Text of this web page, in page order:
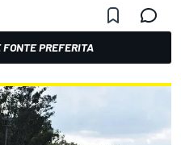
FONTE PREFERITA